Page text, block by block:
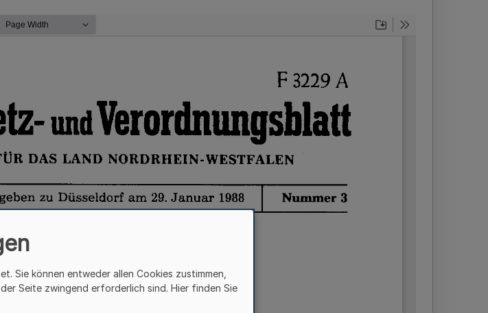
Sie können entweder allen Cookies zustimmen,
Seite zwingend erforderlich sind. Hier finden Sie